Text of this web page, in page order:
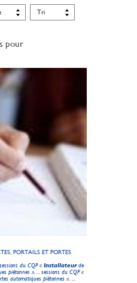
pour
PORTAILS ET PORTES
du CQP «Installateurde
piétonnes ». ... sessions du CQP «
automatiques piétonnes ». ...